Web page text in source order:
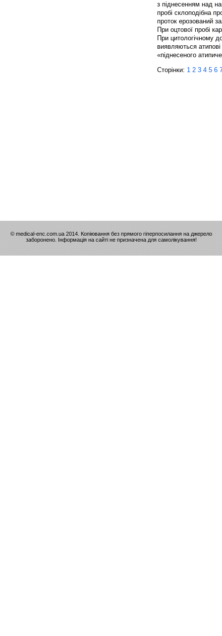
з піднесенням над
пробі склоподібна
проток ерозований
При оцтової пробі
При цитологічному
виявляються
«піднесеного
Сторінки: 1 2 3 4 5 6
© medical-enc.com.ua 2014. Копіювання без прямого гіперпосилання на джерело
заборонено. Інформація на сайті не призначена для самолікування!